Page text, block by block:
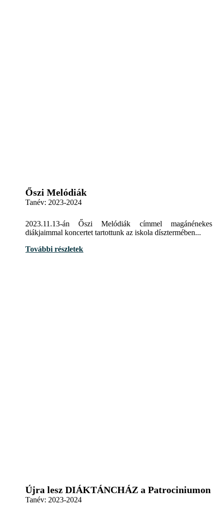
Őszi Melódiák
Tanév: 2023-2024
2023.11.13-án Őszi Melódiák címmel magánénekes
diákjaimmal koncertet tartottunk az iskola dísztermében...
További részletek
Újra lesz DIÁKTÁNCHÁZ a Patrociniumon
Tanév: 2023-2024